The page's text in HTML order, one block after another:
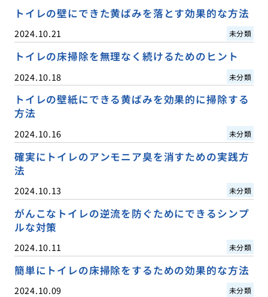
トイレの壁にできた黄ばみを落とす効果的な方法
2024.10.21 未分類
トイレの床掃除を無理なく続けるためのヒント
2024.10.18 未分類
トイレの壁紙にできる黄ばみを効果的に掃除する
方法
2024.10.16 未分類
確実にトイレのアンモニア臭を消すための実践方
法
2024.10.13 未分類
がんこなトイレの逆流を防ぐためにできるシンプ
ルな対策
2024.10.11 未分類
簡単にトイレの床掃除をするための効果的な方法
2024.10.09 未分類